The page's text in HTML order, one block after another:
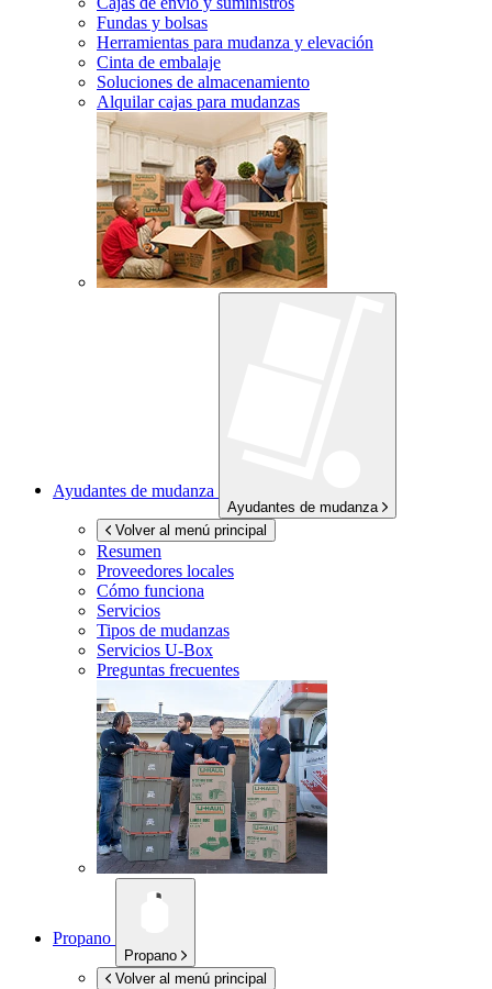
Fundas y bolsas
Herramientas para mudanza y elevación
Cinta de embalaje
Soluciones de almacenamiento
Alquilar cajas para mudanzas
Ayudantes de mudanza
Ayudantes de mudanza
Volver al menú principal
Resumen
Proveedores locales
Cómo funciona
Servicios
Tipos de mudanzas
Servicios U-Box
Preguntas frecuentes
Propano
Propano
Volver al menú principal